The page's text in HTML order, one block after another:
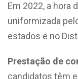
Em 2022, a hora
uniformizada
estados e no
Prestação de
candidatos têm